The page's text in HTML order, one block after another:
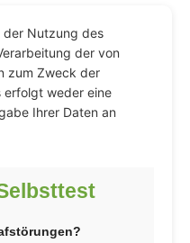
der Nutzung des
der von
zum Zweck der
erfolgt weder eine
Ihrer Daten an